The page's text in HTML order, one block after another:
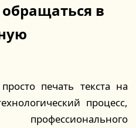
в
печать текста на
процесс,